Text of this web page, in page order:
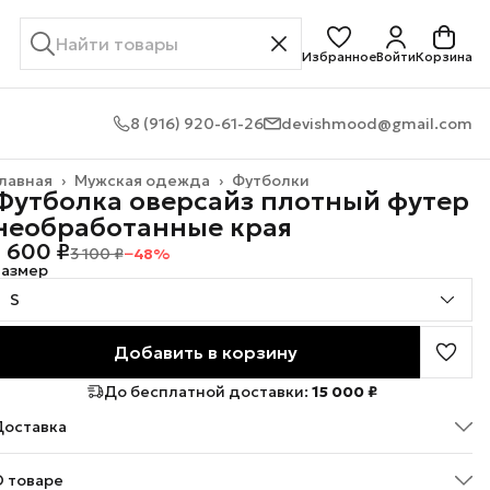
ИзбранноеВойтиКорзина
8 (916) 920-61-26 devishmood@gmail.com
Футболки
Мужская одежда ›
›
оверсайз плотный футер
края
600 ₽3 100 ₽−48%
S
Добавить в корзину
До бесплатной доставки: 15 000 ₽
товаре